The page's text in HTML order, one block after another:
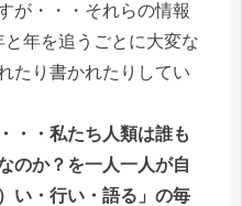
が・・・それらの情報
年を追うごとに大変な
たり書かれたりしてい
・・私たち人類は誰も
のか？を一人一人が自
い・行い・語る」の毎